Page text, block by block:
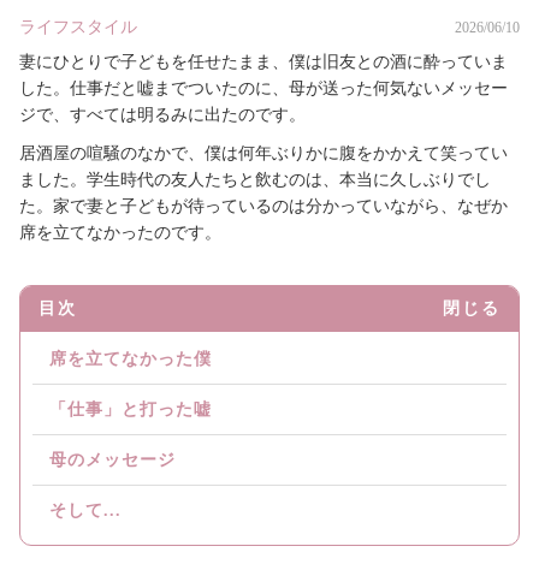
ライフスタイル 2026/06/10
妻にひとりで子どもを任せたまま、僕は旧友との酒に酔っていま
した。仕事だと嘘までついたのに、母が送った何気ないメッセー
ジで、すべては明るみに出たのです。
居酒屋の喧騒のなかで、僕は何年ぶりかに腹をかかえて笑ってい
ました。学生時代の友人たちと飲むのは、本当に久しぶりでし
た。家で妻と子どもが待っているのは分かっていながら、なぜか
席を立てなかったのです。
目次 閉じる
席を立てなかった僕
「仕事」と打った嘘
母のメッセージ
そして...